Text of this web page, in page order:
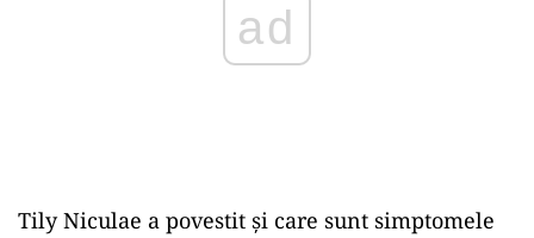
Tily Niculae a povestit și care sunt simptomele